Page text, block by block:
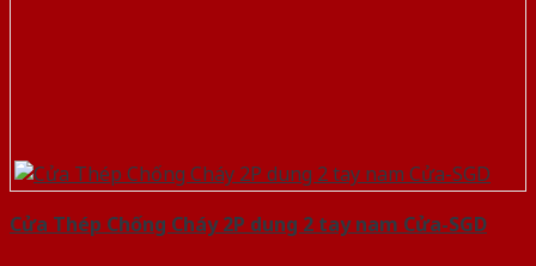
Cửa Thép Chống Cháy 2P dung 2 tay nam Cửa-SGD